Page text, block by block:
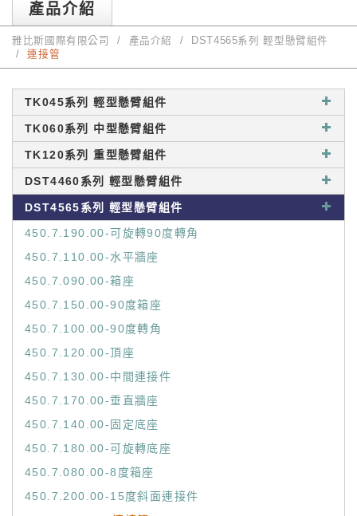
產品介紹
雅比斯國際有限公司 產品介紹
DST4565系列 輕型懸臂組件
連接管
TK045系列 輕型懸臂組件
TK060系列 中型懸臂組件
TK120系列 重型懸臂組件
DST4460系列 輕型懸臂組件
DST4565系列 輕型懸臂組件
450.7.190.00-可旋轉90度轉角
450.7.110.00-水平牆座
450.7.090.00-箱座
450.7.150.00-90度箱座
450.7.100.00-90度轉角
450.7.120.00-頂座
450.7.130.00-中間連接件
450.7.170.00-垂直牆座
450.7.140.00-固定底座
450.7.180.00-可旋轉底座
450.7.080.00-8度箱座
450.7.200.00-15度斜面連接件